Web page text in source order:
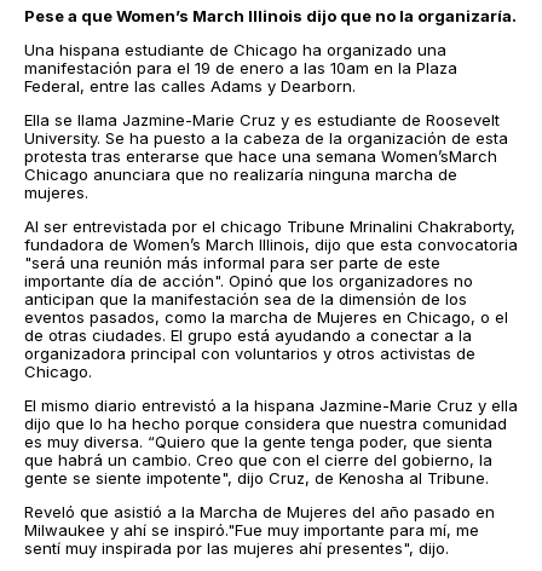
Pese a que Women’s March Illinois dijo que no la organizaría.
Una hispana estudiante de Chicago ha organizado una
manifestación para el 19 de enero a las 10am en la Plaza
Federal, entre las calles Adams y Dearborn.
Ella se llama Jazmine-Marie Cruz y es estudiante de Roosevelt
University. Se ha puesto a la cabeza de la organización de esta
protesta tras enterarse que hace una semana Women’sMarch
Chicago anunciara que no realizaría ninguna marcha de
mujeres.
Al ser entrevistada por el chicago Tribune Mrinalini Chakraborty,
fundadora de Women’s March Illinois, dijo que esta convocatoria
"será una reunión más informal para ser parte de este
importante día de acción". Opinó que los organizadores no
anticipan que la manifestación sea de la dimensión de los
eventos pasados, como la marcha ​​de Mujeres en Chicago, o el
de otras ciudades. El grupo está ayudando a conectar a la
organizadora principal con voluntarios y otros activistas de
Chicago.
El mismo diario entrevistó a la hispana Jazmine-Marie Cruz y ella
dijo que lo ha hecho porque considera que nuestra comunidad
es muy diversa. “Quiero que la gente tenga poder, que sienta
que habrá un cambio. Creo que con el cierre del gobierno, la
gente se siente impotente", dijo Cruz, de Kenosha al Tribune.
Reveló que asistió a la Marcha de Mujeres del año pasado en
Milwaukee y ahí se inspiró."Fue muy importante para mí, me
sentí muy inspirada por las mujeres ahí presentes", dijo.